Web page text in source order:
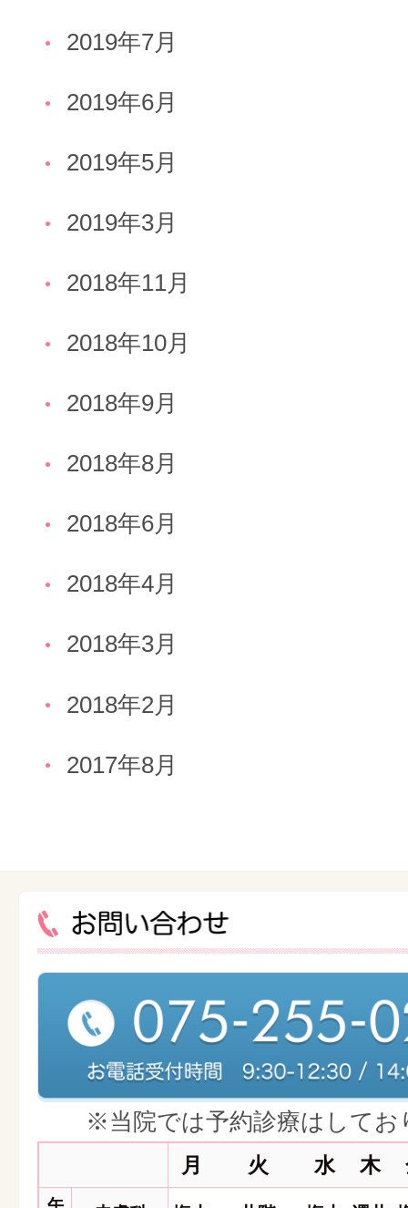
2019年7月
2019年6月
2019年5月
2019年3月
2018年11月
2018年10月
2018年9月
2018年8月
2018年6月
2018年4月
2018年3月
2018年2月
2017年8月
※当院では予約診療はしてお
月 火 水 木